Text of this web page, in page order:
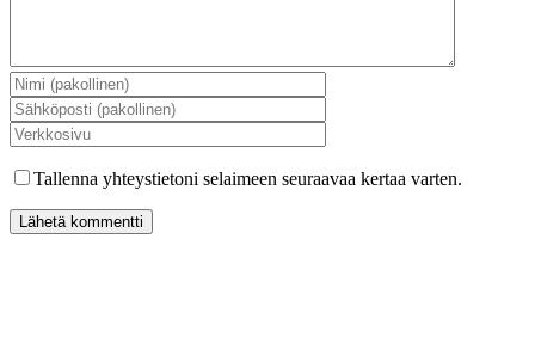
Tallenna yhteystietoni selaimeen seuraavaa kertaa varten.